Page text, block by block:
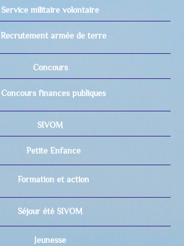
Service militaire volontaire
Recrutement armée de terre
Concours
Concours finances publiques
SIVOM
Petite Enfance
Formation et action
Séjour été SIVOM
Jeunesse